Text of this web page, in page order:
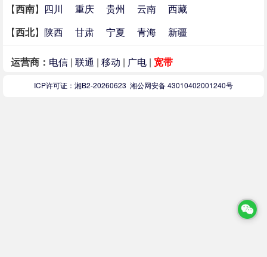
【西南】 四川 重庆 贵州 云南
西藏
【西北】 陕西 甘肃 宁夏 青海 新疆
运营商： 电信 | 联通 | 移动 | 广电 | 宽带
ICP许可证：湘B2-20260623 湘公网安备 43010402001240号